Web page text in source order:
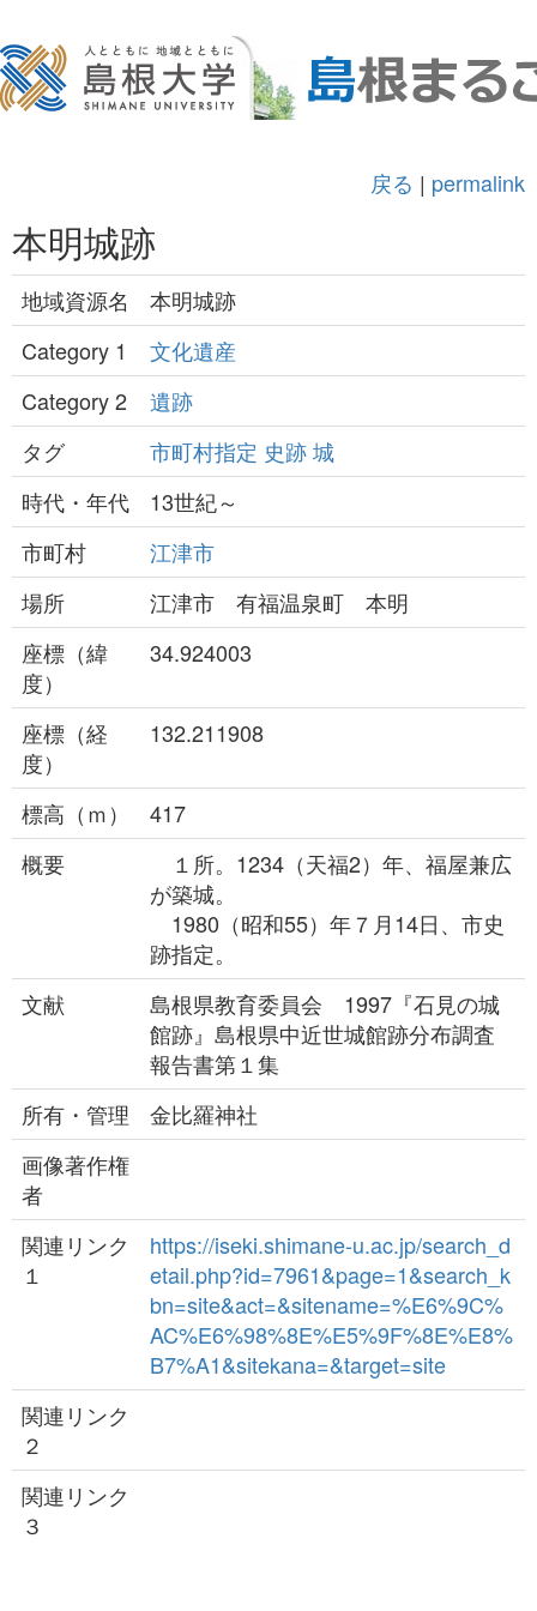
戻る | permalink
本明城跡
地域資源名
本明城跡
Category 1
文化遺産
Category 2
遺跡
タグ
市町村指定 史跡城
時代・年代
13世紀～
市町村
江津市
場所
江津市 有福温泉町 本明
座標（緯
度）
34.924003
座標（経
度）
132.211908
標高（ｍ）
417
概要
１所。1234（天福2）年、福屋兼広
が築城。
1980（昭和55）年７月14日、市史
跡指定。
文献
島根県教育委員会 1997『石見の城
館跡』島根県中近世城館跡分布調査
報告書第１集
所有・管理
金比羅神社
画像著作権
者
関連リンク
１
https://iseki.shimane-u.ac.jp/search_d
etail.php?id=7961&page=1&search_k
bn=site&act=&sitename=%E6%9C%
AC%E6%98%8E%E5%9F%8E%E8%
B7%A1&sitekana=&target=site
関連リンク
２
関連リンク
３